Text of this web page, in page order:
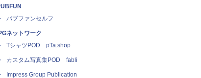
パブファンセルフ
ネットワーク
TシャツPOD pTa.shop
カスタム写真集POD fabli
Impress Group Publication